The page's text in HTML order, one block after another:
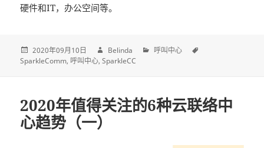
硬件和IT，办公空间等。
2020年09月10日 Belinda
呼叫中心
SparkleComm 呼叫中心 SparkleCC
2020年值得关注的6种云联络中
心趋势（一）